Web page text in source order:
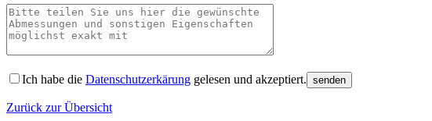
Ich habe die Datenschutzerkärung gelesen und akzeptiert.Bitte lasse dieses Feld leer.
Zurück zur Übersicht